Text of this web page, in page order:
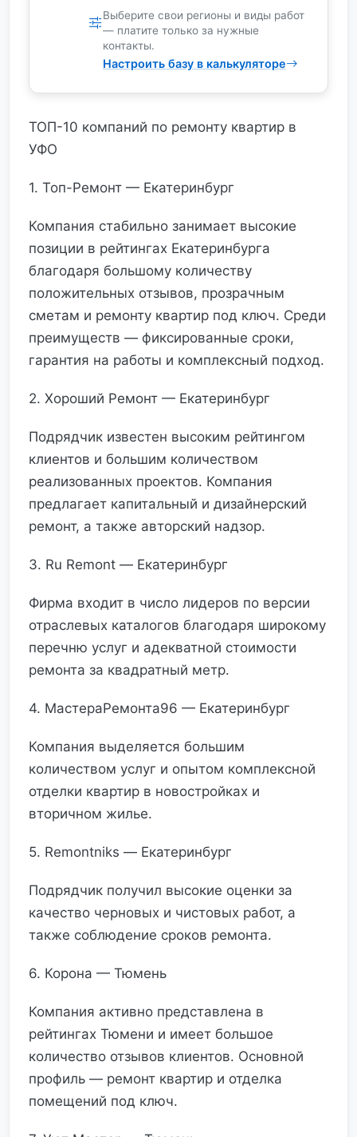
Выберите свои регионы и виды работ
— платите только за нужные
контакты.
Настроить базу в калькуляторе
ТОП-10 компаний по ремонту квартир в
УФО
1. Топ-Ремонт — Екатеринбург
Компания стабильно занимает высокие
позиции в рейтингах Екатеринбурга
благодаря большому количеству
положительных отзывов, прозрачным
сметам и ремонту квартир под ключ. Среди
преимуществ — фиксированные сроки,
гарантия на работы и комплексный подход.
2. Хороший Ремонт — Екатеринбург
Подрядчик известен высоким рейтингом
клиентов и большим количеством
реализованных проектов. Компания
предлагает капитальный и дизайнерский
ремонт, а также авторский надзор.
3. Ru Remont — Екатеринбург
Фирма входит в число лидеров по версии
отраслевых каталогов благодаря широкому
перечню услуг и адекватной стоимости
ремонта за квадратный метр.
4. МастераРемонта96 — Екатеринбург
Компания выделяется большим
количеством услуг и опытом комплексной
отделки квартир в новостройках и
вторичном жилье.
5. Remontniks — Екатеринбург
Подрядчик получил высокие оценки за
качество черновых и чистовых работ, а
также соблюдение сроков ремонта.
6. Корона — Тюмень
Компания активно представлена в
рейтингах Тюмени и имеет большое
количество отзывов клиентов. Основной
профиль — ремонт квартир и отделка
помещений под ключ.